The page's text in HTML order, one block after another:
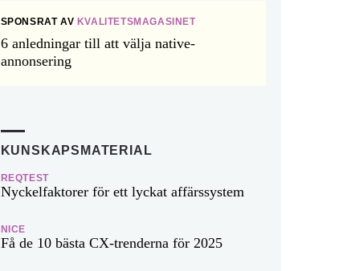
SPONSRAT AV KVALITETSMAGASINET
6 anledningar till att välja native-
annonsering
KUNSKAPSMATERIAL
REQTEST
Nyckelfaktorer för ett lyckat affärssystem
NICE
Få de 10 bästa CX-trenderna för 2025